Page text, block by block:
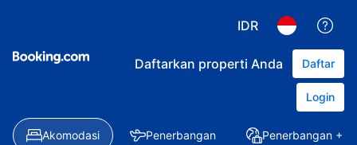
IDR
Daftarkan properti Anda Daftar
Login
Akomodasi Penerbangan Penerbangan +